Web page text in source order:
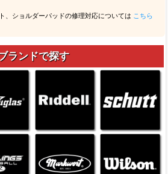
、ショルダーパッドの修理対応については こちら
ランドで探す